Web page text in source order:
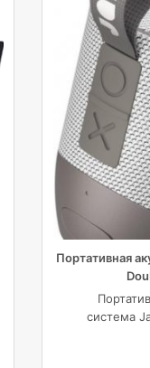
Портативная
система